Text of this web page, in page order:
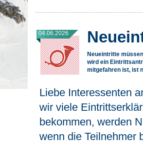
04.06.2026
Neueintritte
wird ein
mitgefahren ist, ist
Liebe Interessenten
wir viele
bekommen, werden
wenn die Teilnehmer